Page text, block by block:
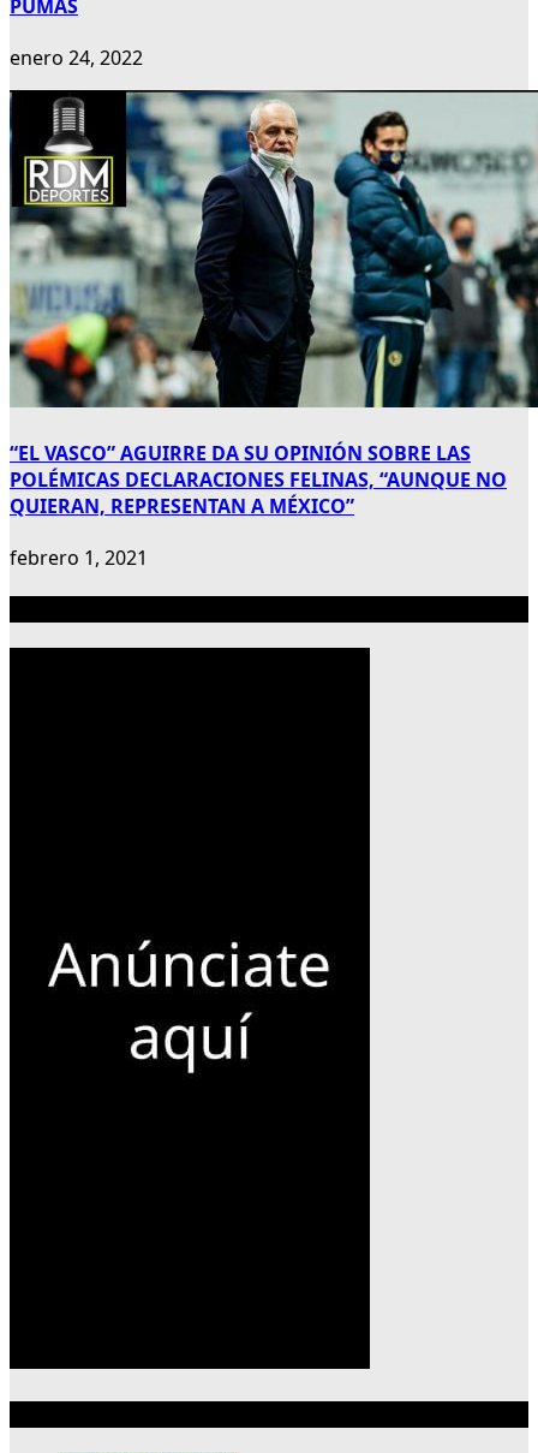
PUMAS
enero 24, 2022
“EL VASCO” AGUIRRE DA SU OPINIÓN SOBRE LAS
POLÉMICAS DECLARACIONES FELINAS, “AUNQUE NO
QUIERAN, REPRESENTAN A MÉXICO”
febrero 1, 2021